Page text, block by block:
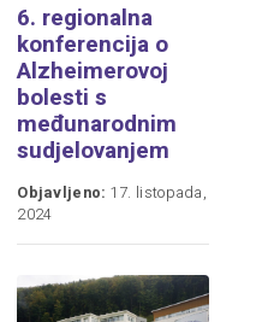
6. regionalna
konferencija o
Alzheimerovoj
bolesti s
međunarodnim
sudjelovanjem
Objavljeno: 17. listopada,
2024